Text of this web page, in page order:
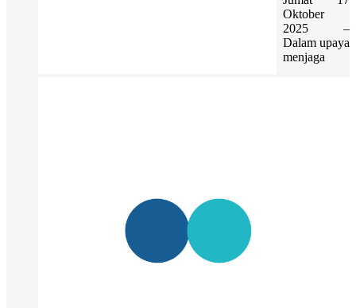
Oktober
2025 –
Dalam upaya
menjaga